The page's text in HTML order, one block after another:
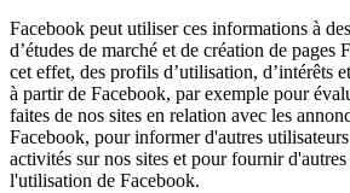
Facebook peut utiliser ces informations à
d’études de marché et de création de pages
cet effet, des profils d’utilisation, d’intérêts
à partir de Facebook, par exemple pour
faites de nos sites en relation avec les
Facebook, pour informer d'autres
activités sur nos sites et pour fournir d'autres
l'utilisation de Facebook.